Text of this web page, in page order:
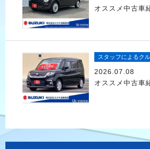
オススメ中古車
スタッフによるク
2026.07.08
オススメ中古車